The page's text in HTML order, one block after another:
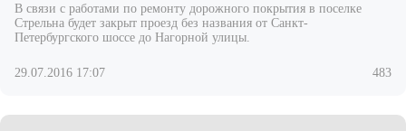
В связи с работами по ремонту дорожного покрытия в поселке
Стрельна будет закрыт проезд без названия от Санкт-
Петербургского шоссе до Нагорной улицы.
29.07.2016 17:07 483